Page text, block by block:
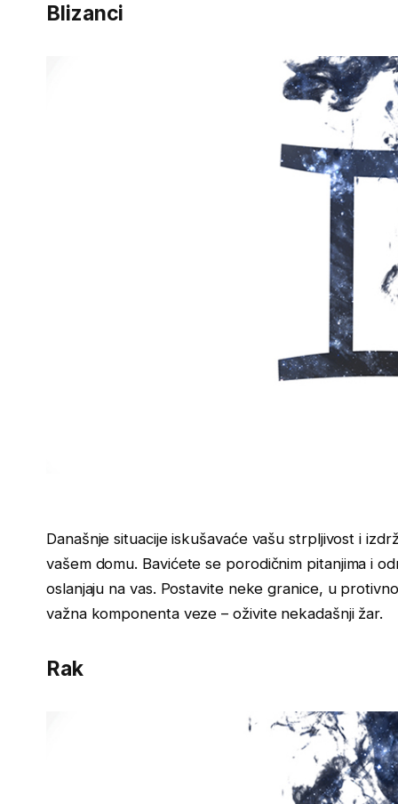
Blizanci
Današnje situacije iskušavaće vašu strpljivost i
vašem domu. Bavićete se porodičnim pitanjima i
oslanjaju na vas. Postavite neke granice, u
važna komponenta veze – oživite nekadašnji žar.
Rak